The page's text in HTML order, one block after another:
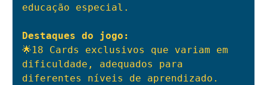
educação especial.
Destaques do jogo:
🌟18 Cards exclusivos que variam em
dificuldade, adequados para
diferentes níveis de aprendizado.